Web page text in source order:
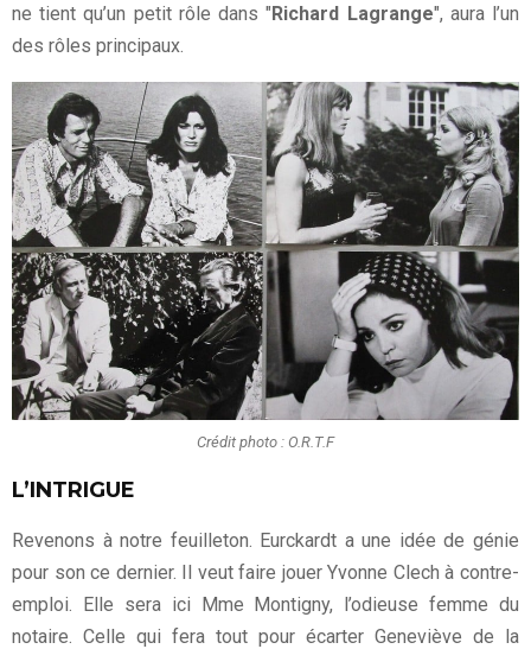
ne tient qu’un petit rôle dans "Richard Lagrange", aura l’un
des rôles principaux.
Crédit photo : O.R.T.F
L’INTRIGUE
Revenons à notre feuilleton. Eurckardt a une idée de génie
pour son ce dernier. Il veut faire jouer Yvonne Clech à contre-
emploi. Elle sera ici Mme Montigny, l’odieuse femme du
notaire. Celle qui fera tout pour écarter Geneviève de la